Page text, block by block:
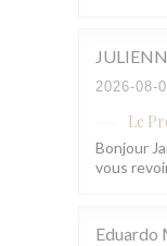
2026-08-
Le
Bonjour
vous
Eduardo